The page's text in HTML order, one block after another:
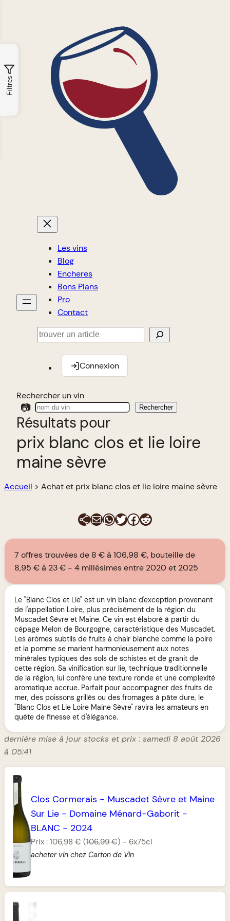
Les vins
Blog
Encheres
Bons Plans
Pro
Contact
Rechercher
Connexion
Rechercher un vin
📷 Rechercher
Résultats pour
prix blanc clos et lie loire
maine sèvre
Accueil > Achat et prix blanc clos et lie loire maine sèvre
E-mailWhatsApp
Twitter
Facebook
Reddit
7 offres trouvées de 8 € à 106,98 €, bouteille de
8,95 € à 23 €
4 millésimes entre 2020 et 2025
Le "Blanc Clos et Lie" est un vin blanc d'exception provenant
de l'appellation Loire, plus précisément de la région du
Muscadet Sèvre et Maine. Ce vin est élaboré à partir du
cépage Melon de Bourgogne, caractéristique des Muscadet.
Les arômes subtils de fruits à chair blanche comme la poire
et la pomme se marient harmonieusement aux notes
minérales typiques des sols de schistes et de granit de
cette région. Sa vinification sur lie, technique traditionnelle
de la région, lui confère une texture ronde et une complexité
aromatique accrue. Parfait pour accompagner des fruits de
mer, des poissons grillés ou des fromages à pâte dure, le
"Blanc Clos et Lie Loire Maine Sèvre" ravira les amateurs en
quête de finesse et d'élégance.
dernière mise à jour stocks et prix : samedi 8 août 2026
à 05:41
Clos Cormerais - Muscadet Sèvre et Maine
Sur Lie- Domaine Ménard-Gaborit-
BLANC - 2024
Prix : 106,98 € (106,99 €) - 6x75cl
acheter vin chez Carton de Vin
Filtres